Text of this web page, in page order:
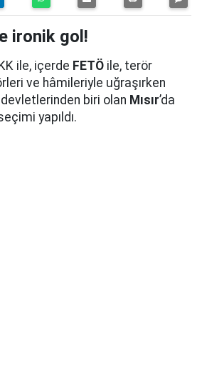
ironik gol!
ile, içerde FETÖ ile, terör
ve hâmileriyle uğraşırken
biri olan Mısır’da
yapıldı.